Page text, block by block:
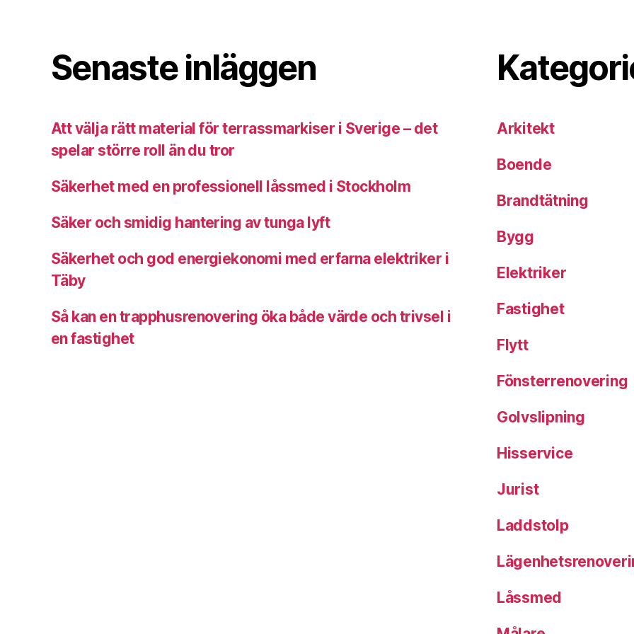
Senaste inläggen
Att välja rätt material för terrassmarkiser i Sverige – det
spelar större roll än du tror
Säkerhet med en professionell låssmed i Stockholm
Säker och smidig hantering av tunga lyft
Säkerhet och god energiekonomi med erfarna elektriker i
Täby
Så kan en trapphusrenovering öka både värde och trivsel i
en fastighet
Arkitekt
Boende
Brandtätning
Bygg
Elektriker
Fastighet
Flytt
Fönsterrenovering
Golvslipning
Hisservice
Jurist
Laddstolp
Låssmed